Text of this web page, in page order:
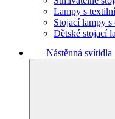
Lampy s
Stojací lampy
Dětské stojací
Nástěnná svítidla